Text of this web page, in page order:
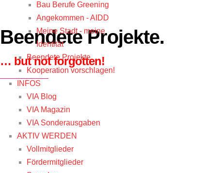
Bau Berufe Greening
Angekommen - AIDD
Meine Stadt - meine
Identität
Beendete Projekte
Kooperation vorschlagen!
INFOS
VIA Blog
VIA Magazin
VIA Sonderausgaben
AKTIV WERDEN
Vollmitglieder
Fördermitglieder
Beendete Projekte.
… but not forgotten!